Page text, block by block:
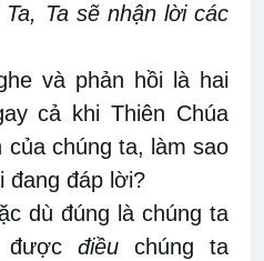
Ta sẽ nhận lời các
và phản hồi là hai
cả khi Thiên Chúa
của chúng ta, làm sao
đang đáp lời?
dù đúng là chúng ta
được điều chúng ta